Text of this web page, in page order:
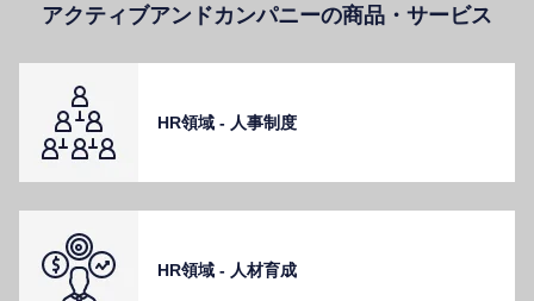
アクティブアンドカンパニーの商品・サービス
HR領域 - ⼈事制度
HR領域 - ⼈材育成